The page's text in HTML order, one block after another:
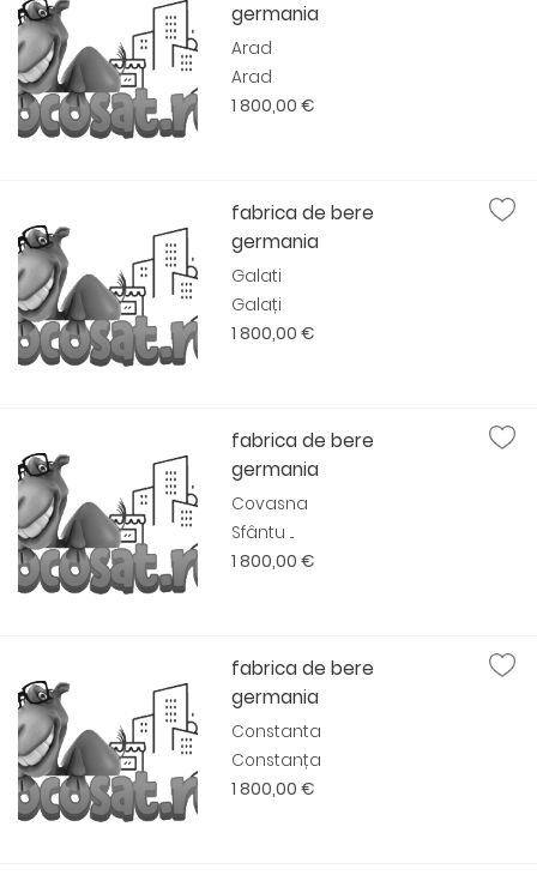
germania
Arad
Arad
1 800,00 €
fabrica de bere
germania
Galati
Galați
1 800,00 €
fabrica de bere
germania
Covasna
Sfântu ...
1 800,00 €
fabrica de bere
germania
Constanta
Constanța
1 800,00 €